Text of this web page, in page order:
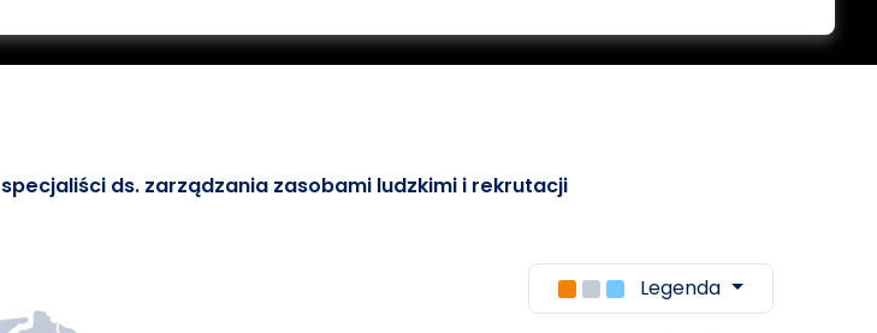
specjaliści ds. zarządzania zasobami ludzkimi i rekrutacji
Legenda